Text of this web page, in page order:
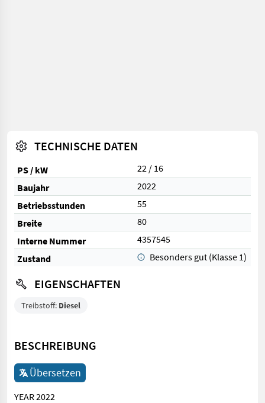
TECHNISCHE DATEN
PS / kW
22 / 16
Baujahr
2022
Betriebsstunden
55
Breite
80
Interne Nummer
4357545
Zustand
Besonders gut (Klasse 1)
EIGENSCHAFTEN
Treibstoff: Diesel
BESCHREIBUNG
Übersetzen
YEAR 2022